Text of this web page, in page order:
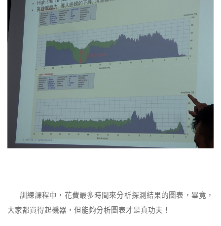
訓練課程中，花費最多時間來分析探測結果的圖表，畢竟，
大家都買得起機器，但能夠分析圖表才是真功夫！